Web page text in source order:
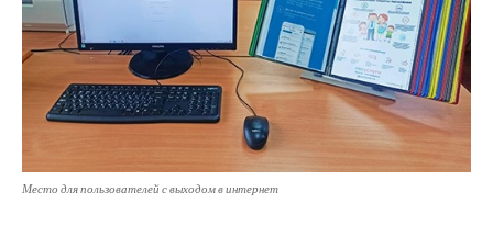
Место для пользователей с выходом в интернет